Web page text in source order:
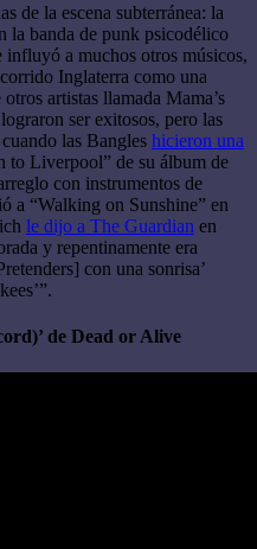
de la escena subterránea: la
la banda de punk psicodélico
a muchos otros músicos,
Inglaterra como una
artistas llamada Mama’s
ser exitosos, pero las
las Bangles hicieron una
to Liverpool” de su álbum de
con instrumentos de
a “Walking on Sunshine” en
le dijo a The Guardian en
y repentinamente era
con una sonrisa’
de Dead or Alive